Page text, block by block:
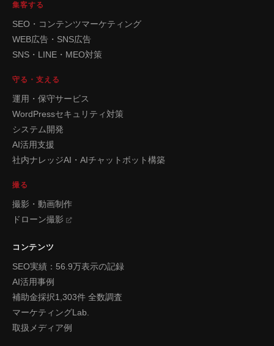
集客する
SEO・コンテンツマーケティング
WEB広告・SNS広告
SNS・LINE・MEO対策
守る・支える
運用・保守サービス
WordPressセキュリティ対策
システム開発
AI活用支援
社内ナレッジAI・AIチャットボット構築
撮る
撮影・動画制作
ドローン撮影
コンテンツ
SEO実績：56.9万表示の記録
AI活用事例
補助金採択1,303件 全数調査
マーケティングLab.
取扱メディア例